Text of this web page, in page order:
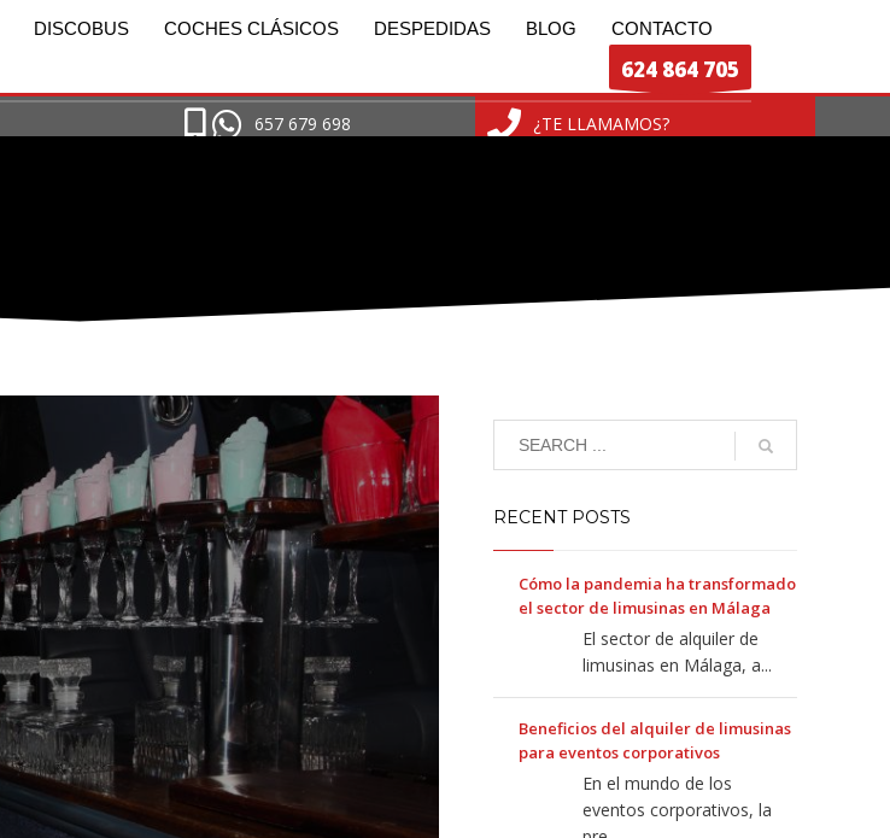
DISCOBUS COCHES CLÁSICOS DESPEDIDAS BLOG CONTACTO
624 864 705
657 679 698 ¿TE LLAMAMOS?
RECENT POSTS
Cómo la pandemia ha transformado
el sector de limusinas en Málaga
El sector de alquiler de
limusinas en Málaga, a...
Beneficios del alquiler de limusinas
para eventos corporativos
En el mundo de los
eventos corporativos, la